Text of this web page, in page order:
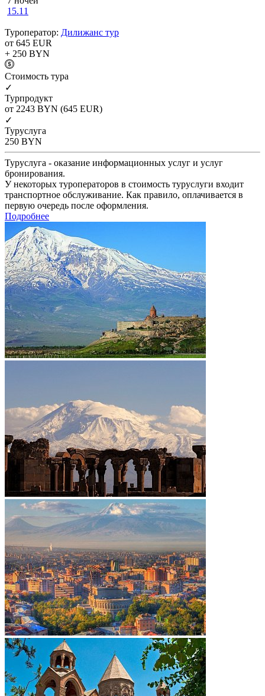
15.11
Туроператор: Дилижанс тур
от 645 EUR
+ 250 BYN
Cтоимость тура
✓
Турпродукт
от 2243 BYN (645 EUR)
✓
Туруслуга
250 BYN
Туруслуга - оказание информационных услуг и услуг
бронирования.
У некоторых туроператоров в стоимость туруслуги входит
транспортное обслуживание. Как правило, оплачивается в
первую очередь после оформления.
Подробнее